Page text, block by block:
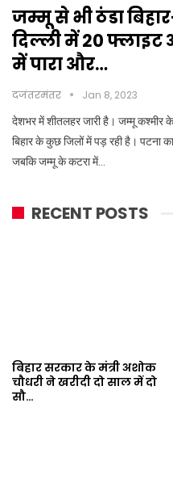
जम्मू से भी ठंडा
दिल्ली में 20 फ्लाइट
में पारा और…
दजंतरमंतर Jan 8, 2023
देशभर में शीतलहर जारी है। जम्मू कश्मीर
बिहार के कुछ जिलों में पड़ रही है। पटना
जबकि जम्मू के कटरा में…
RECENT POSTS
बिहार सरकार के मंत्री अशोक
चौधरी ने खरीदी दो साल में दो
सौ…